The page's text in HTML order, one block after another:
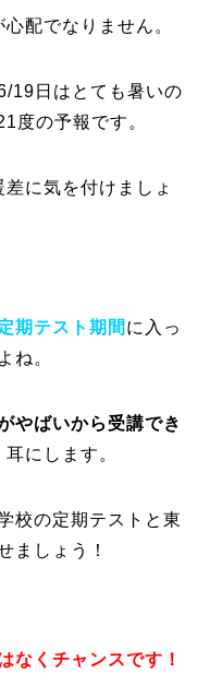
配でなりません。
19日はとても暑いの
度の予報です。
に気を付けましょ
期テスト期間 に入っ
ね。
やばいから受講でき
にします。
校の定期テストと東
ましょう！
なくチャンスです！